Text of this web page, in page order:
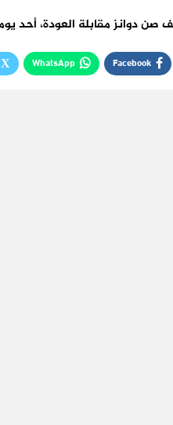
العودة، أحد يومي 19 أو 20 ماي بجنوب إفريقيا، في تمام الساعة
Facebook
WhatsApp